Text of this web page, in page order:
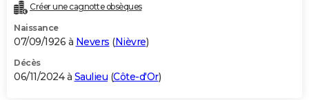
Créer une cagnotte obsèques
Naissance
07/09/1926 à Nevers (Nièvre)
Décès
06/11/2024 à Saulieu (Côte-d'Or)